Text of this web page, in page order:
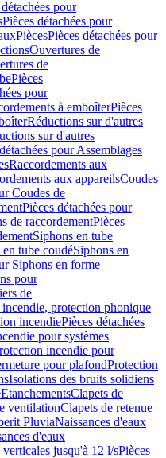
pour
Pièces détachées pour
PiècesPièces détachées pour
Ouvertures de
de
Pièces
pour
à emboîterPièces
Réductions sur d'autres
sur d'autres
pour Assemblages
Raccordements aux
aux appareilsCoudes
Coudes de
Pièces détachées pour
de raccordementPièces
Siphons en tube
en tube coudéSiphons en
Siphons en forme
pour
de
protection phonique
incendiePièces détachées
pour systèmes
incendie pour
pour plafondProtection
Isolations des bruits solidiens
EtanchementsClapets de
ventilationClapets de retenue
PluviaNaissances d'eaux
d'eaux
jusqu'à 12 l/sPièces